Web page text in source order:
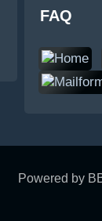
FAQ
Powered by